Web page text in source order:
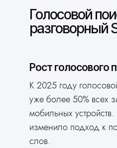
Голосовой
разговорный
Рост голосового
К 2025 году
уже более 50% всех
мобильных
изменило подход к
слов.